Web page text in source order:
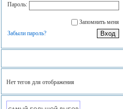
Пароль:
Запомнить меня
Забыли пароль?
Нет тегов для отображения